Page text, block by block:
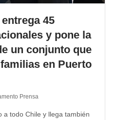
45
y pone la
un conjunto que
en Puerto
Prensa
a todo Chile y llega también